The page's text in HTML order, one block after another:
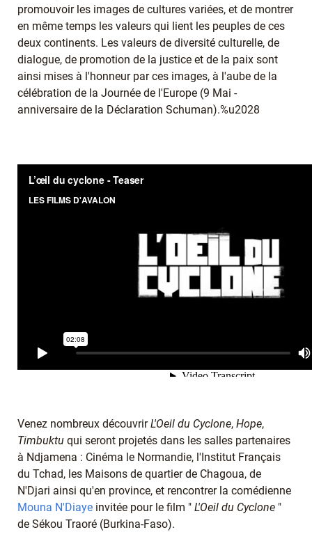
promouvoir les images de cultures variées, et de montrer
en même temps les valeurs qui lient les peuples de ces
deux continents. Les valeurs de diversité culturelle, de
dialogue, de promotion de la justice et de la paix sont
ainsi mises à l'honneur par ces images, à l'aube de la
célébration de la Journée de l'Europe (9 Mai -
anniversaire de la Déclaration Schuman).%u2028
Venez nombreux découvrirL'Oeil du Cyclone, Hope,
Timbuktu qui seront projetés dans les salles partenaires
à Ndjamena : Cinéma le Normandie, l'Institut Français
du Tchad, les Maisons de quartier de Chagoua, de
N'Djari ainsi qu'en province, et rencontrer la comédienne
Mouna N'Diaye invitée pour le film " L'Oeil du Cyclone "
de Sékou Traoré (Burkina-Faso).